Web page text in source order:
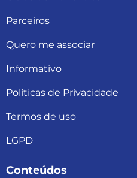
Parceiros
Quero me associar
Informativo
Políticas de Privacidade
Termos de uso
LGPD
Conteúdos